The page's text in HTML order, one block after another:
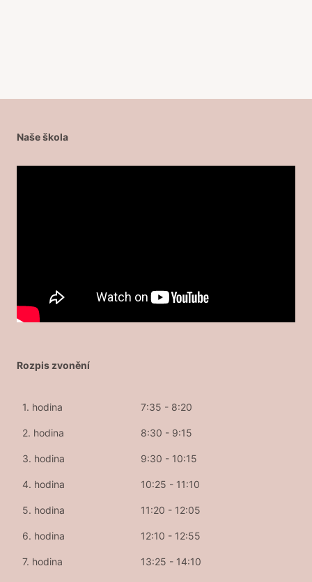
Naše škola
Rozpis zvonění
1. hodina 7:35 - 8:20
2. hodina 8:30 - 9:15
3. hodina 9:30 - 10:15
4. hodina 10:25 - 11:10
5. hodina 11:20 - 12:05
6. hodina 12:10 - 12:55
7. hodina 13:25 - 14:10